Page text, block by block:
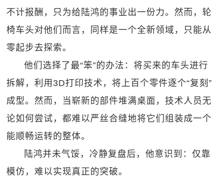
不计报酬，只为给陆鸿的事业出一份力。然而，轮
椅车头对他们而言，同样是一个全新领域，只能从
零起步去探索。
他们选择了最“笨”的办法：将买来的车头进行
拆解，利用3D打印技术，将上百个零件逐个“复刻”
成型。然而，当崭新的部件堆满桌面，技术人员无
论如何尝试，都难以严丝合缝地将它们组装成一个
能顺畅运转的整体。
陆鸿并未气馁，冷静复盘后，他意识到：仅靠
模仿，难以实现真正的突破。